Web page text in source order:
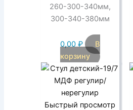
260-300-340мм,
300-340-380мм
0,00 ₽
В
корзину
Быстрый просмотр